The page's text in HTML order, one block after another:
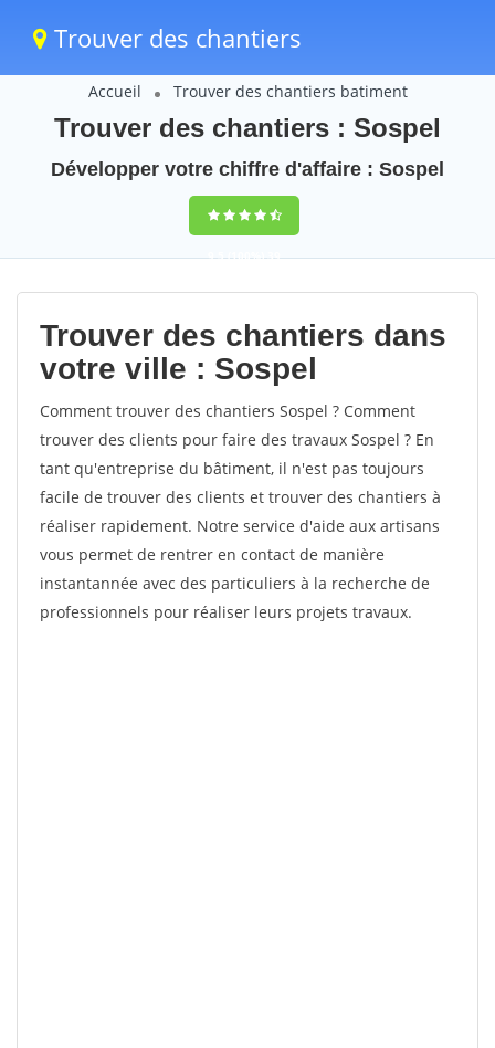
Trouver des chantiers
Accueil Trouver des chantiers batiment
Trouver des chantiers : Sospel
Développer votre chiffre d'affaire : Sospel
9,5(100%)39
votes
Trouver des chantiers dans
votre ville : Sospel
Comment trouver des chantiers Sospel ? Comment
trouver des clients pour faire des travaux Sospel ? En
tant qu'entreprise du bâtiment, il n'est pas toujours
facile de trouver des clients et trouver des chantiers à
réaliser rapidement. Notre service d'aide aux artisans
vous permet de rentrer en contact de manière
instantannée avec des particuliers à la recherche de
professionnels pour réaliser leurs projets travaux.